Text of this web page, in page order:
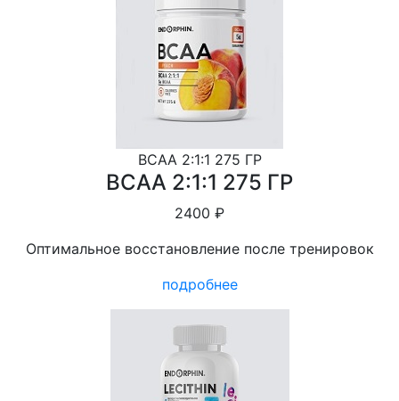
BCAA 2:1:1 275 ГР
BCAA 2:1:1 275 ГР
2400 ₽
Оптимальное восстановление после тренировок
подробнее